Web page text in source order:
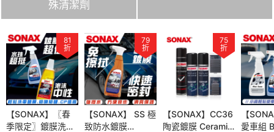
殊清潔劑
81
折
【SONAX】〖春
季限定〗鍍膜洗車
79
折
【SONAX】 SS 極
致防水鍍膜
75
折
【SONAX】CC36
陶瓷鍍膜 Ceramic
【
愛車組
95
折
】 皮椅
革清潔
61
折
【SONAX】 皮革
保養組 真皮活化乳
81
折
【SONAX】 真皮
活化乳 頂級皮革保
79
折
【SONAX】 A/C
空調森林浴 車內冷
【
季限定